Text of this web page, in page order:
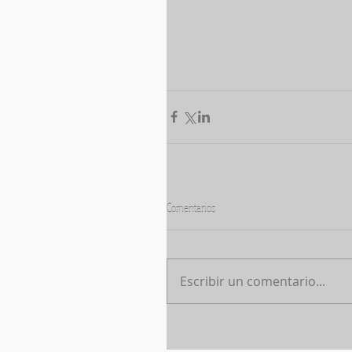
Comentarios
Escribir un comentario...